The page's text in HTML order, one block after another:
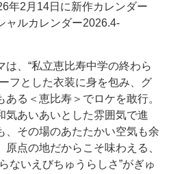
年2月14日に新作カレンダー
ャルカレンダー2026.4-
、“私立恵比寿中学の終わら
フとした衣装に身を包み、グ
る＜恵比寿＞でロケを敢行。
気あいあいとした雰囲気で進
、その場のあたたかい空気も余
点の地だからこそ味わえる、
ないえびちゅうらしさ”がぎゅ